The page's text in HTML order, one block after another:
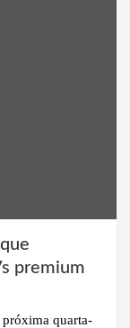
premium
próxima quarta-